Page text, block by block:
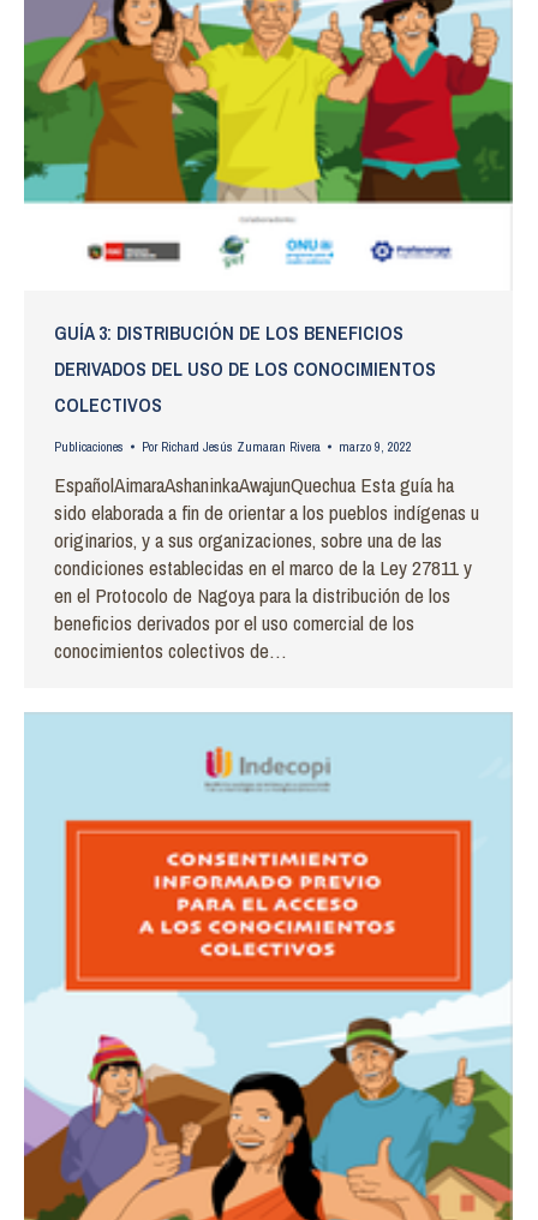
GUÍA 3: DISTRIBUCIÓN DE LOS BENEFICIOS
DERIVADOS DEL USO DE LOS CONOCIMIENTOS
COLECTIVOS
Publicaciones Por Richard Jesús Zumaran Rivera marzo 9, 2022
EspañolAimaraAshaninkaAwajunQuechua Esta guía ha
sido elaborada a fin de orientar a los pueblos indígenas u
originarios, y a sus organizaciones, sobre una de las
condiciones establecidas en el marco de la Ley 27811 y
en el Protocolo de Nagoya para la distribución de los
beneficios derivados por el uso comercial de los
conocimientos colectivos de…